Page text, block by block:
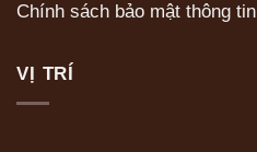
Chính sách bảo mật thông tin
VỊ TRÍ